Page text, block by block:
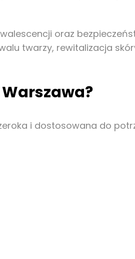
oraz
twarzy, rewitalizacja
i dostosowana do